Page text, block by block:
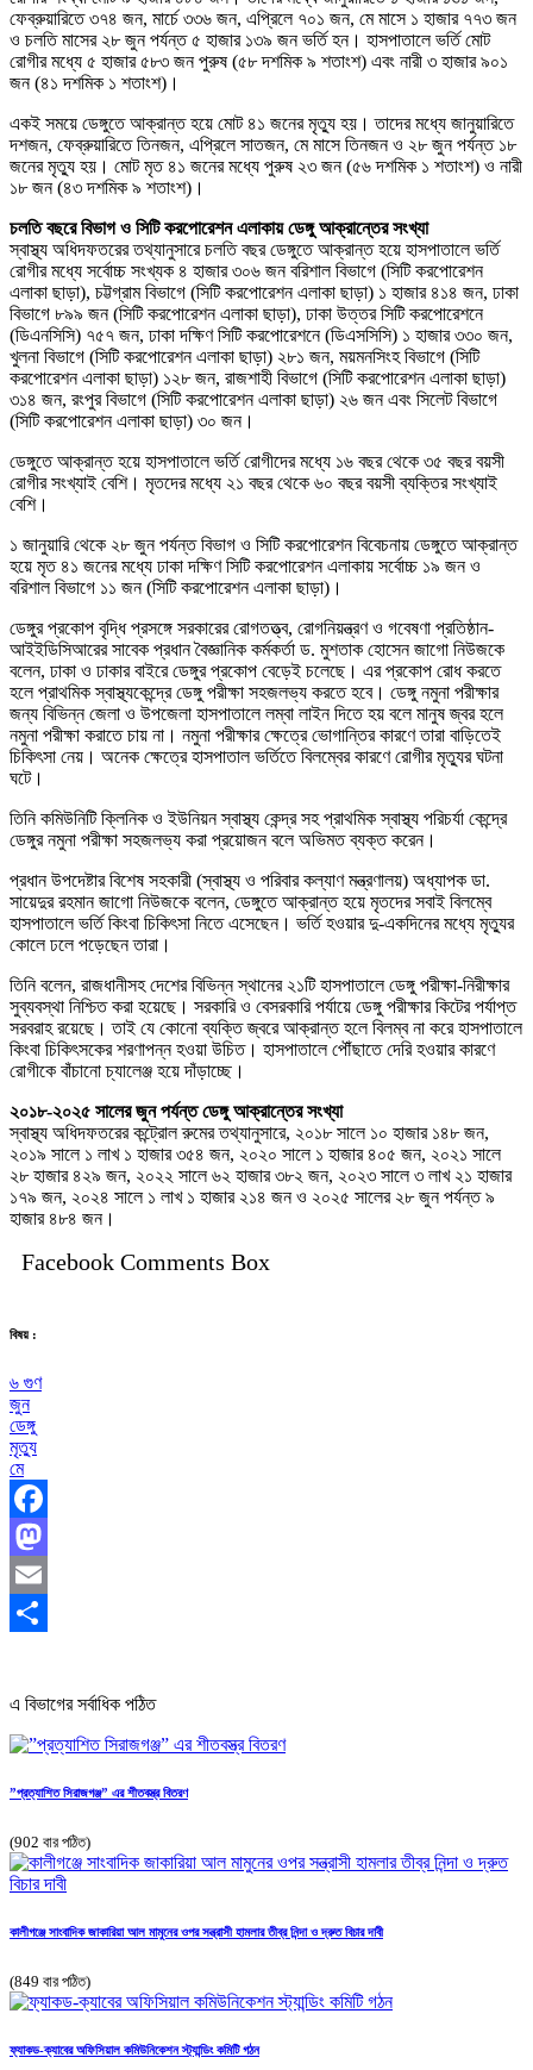
ফেব্রুয়ারিতে ৩৭৪ জন, মার্চে ৩৩৬ জন, এপ্রিলে ৭০১ জন, মে মাসে ১ হাজার ৭৭৩ জন
ও চলতি মাসের ২৮ জুন পর্যন্ত ৫ হাজার ১৩৯ জন ভর্তি হন। হাসপাতালে ভর্তি মোট
রোগীর মধ্যে ৫ হাজার ৫৮৩ জন পুরুষ (৫৮ দশমিক ৯ শতাংশ) এবং নারী ৩ হাজার ৯০১
জন (৪১ দশমিক ১ শতাংশ)।
একই সময়ে ডেঙ্গুতে আক্রান্ত হয়ে মোট ৪১ জনের মৃত্যু হয়। তাদের মধ্যে জানুয়ারিতে
দশজন, ফেব্রুয়ারিতে তিনজন, এপ্রিলে সাতজন, মে মাসে তিনজন ও ২৮ জুন পর্যন্ত ১৮
জনের মৃত্যু হয়। মোট মৃত ৪১ জনের মধ্যে পুরুষ ২৩ জন (৫৬ দশমিক ১ শতাংশ) ও নারী
১৮ জন (৪৩ দশমিক ৯ শতাংশ)।
চলতি বছরে বিভাগ ও সিটি করপোরেশন এলাকায় ডেঙ্গু আক্রান্তের সংখ্যা
স্বাস্থ্য অধিদফতরের তথ্যানুসারে চলতি বছর ডেঙ্গুতে আক্রান্ত হয়ে হাসপাতালে ভর্তি
রোগীর মধ্যে সর্বোচ্চ সংখ্যক ৪ হাজার ৩০৬ জন বরিশাল বিভাগে (সিটি করপোরেশন
এলাকা ছাড়া), চট্টগ্রাম বিভাগে (সিটি করপোরেশন এলাকা ছাড়া) ১ হাজার ৪১৪ জন, ঢাকা
বিভাগে ৮৯৯ জন (সিটি করপোরেশন এলাকা ছাড়া), ঢাকা উত্তর সিটি করপোরেশনে
(ডিএনসিসি) ৭৫৭ জন, ঢাকা দক্ষিণ সিটি করপোরেশনে (ডিএসসিসি) ১ হাজার ৩৩০ জন,
খুলনা বিভাগে (সিটি করপোরেশন এলাকা ছাড়া) ২৮১ জন, ময়মনসিংহ বিভাগে (সিটি
করপোরেশন এলাকা ছাড়া) ১২৮ জন, রাজশাহী বিভাগে (সিটি করপোরেশন এলাকা ছাড়া)
৩১৪ জন, রংপুর বিভাগে (সিটি করপোরেশন এলাকা ছাড়া) ২৬ জন এবং সিলেট বিভাগে
(সিটি করপোরেশন এলাকা ছাড়া) ৩০ জন।
ডেঙ্গুতে আক্রান্ত হয়ে হাসপাতালে ভর্তি রোগীদের মধ্যে ১৬ বছর থেকে ৩৫ বছর বয়সী
রোগীর সংখ্যাই বেশি। মৃতদের মধ্যে ২১ বছর থেকে ৬০ বছর বয়সী ব্যক্তির সংখ্যাই
বেশি।
১ জানুয়ারি থেকে ২৮ জুন পর্যন্ত বিভাগ ও সিটি করপোরেশন বিবেচনায় ডেঙ্গুতে আক্রান্ত
হয়ে মৃত ৪১ জনের মধ্যে ঢাকা দক্ষিণ সিটি করপোরেশন এলাকায় সর্বোচ্চ ১৯ জন ও
বরিশাল বিভাগে ১১ জন (সিটি করপোরেশন এলাকা ছাড়া)।
ডেঙ্গুর প্রকোপ বৃদ্ধি প্রসঙ্গে সরকারের রোগতত্ত্ব, রোগনিয়ন্ত্রণ ও গবেষণা প্রতিষ্ঠান-
আইইডিসিআরের সাবেক প্রধান বৈজ্ঞানিক কর্মকর্তা ড. মুশতাক হোসেন জাগো নিউজকে
বলেন, ঢাকা ও ঢাকার বাইরে ডেঙ্গুর প্রকোপ বেড়েই চলেছে। এর প্রকোপ রোধ করতে
হলে প্রাথমিক স্বাস্থ্যকেন্দ্রে ডেঙ্গু পরীক্ষা সহজলভ্য করতে হবে। ডেঙ্গু নমুনা পরীক্ষার
জন্য বিভিন্ন জেলা ও উপজেলা হাসপাতালে লম্বা লাইন দিতে হয় বলে মানুষ জ্বর হলে
নমুনা পরীক্ষা করাতে চায় না। নমুনা পরীক্ষার ক্ষেত্রে ভোগান্তির কারণে তারা বাড়িতেই
চিকিৎসা নেয়। অনেক ক্ষেত্রে হাসপাতাল ভর্তিতে বিলম্বের কারণে রোগীর মৃত্যুর ঘটনা
ঘটে।
তিনি কমিউনিটি ক্লিনিক ও ইউনিয়ন স্বাস্থ্য কেন্দ্র সহ প্রাথমিক স্বাস্থ্য পরিচর্যা কেন্দ্রে
ডেঙ্গুর নমুনা পরীক্ষা সহজলভ্য করা প্রয়োজন বলে অভিমত ব্যক্ত করেন।
প্রধান উপদেষ্টার বিশেষ সহকারী (স্বাস্থ্য ও পরিবার কল্যাণ মন্ত্রণালয়) অধ্যাপক ডা.
সায়েদুর রহমান জাগো নিউজকে বলেন, ডেঙ্গুতে আক্রান্ত হয়ে মৃতদের সবাই বিলম্বে
হাসপাতালে ভর্তি কিংবা চিকিৎসা নিতে এসেছেন। ভর্তি হওয়ার দু-একদিনের মধ্যে মৃত্যুর
কোলে ঢলে পড়েছেন তারা।
তিনি বলেন, রাজধানীসহ দেশের বিভিন্ন স্থানের ২১টি হাসপাতালে ডেঙ্গু পরীক্ষা-নিরীক্ষার
সুব্যবস্থা নিশ্চিত করা হয়েছে। সরকারি ও বেসরকারি পর্যায়ে ডেঙ্গু পরীক্ষার কিটের পর্যাপ্ত
সরবরাহ রয়েছে। তাই যে কোনো ব্যক্তি জ্বরে আক্রান্ত হলে বিলম্ব না করে হাসপাতালে
কিংবা চিকিৎসকের শরণাপন্ন হওয়া উচিত। হাসপাতালে পৌঁছাতে দেরি হওয়ার কারণে
রোগীকে বাঁচানো চ্যালেঞ্জ হয়ে দাঁড়াচ্ছে।
২০১৮-২০২৫ সালের জুন পর্যন্ত ডেঙ্গু আক্রান্তের সংখ্যা
স্বাস্থ্য অধিদফতরের কন্ট্রোল রুমের তথ্যানুসারে, ২০১৮ সালে ১০ হাজার ১৪৮ জন,
২০১৯ সালে ১ লাখ ১ হাজার ৩৫৪ জন, ২০২০ সালে ১ হাজার ৪০৫ জন, ২০২১ সালে
২৮ হাজার ৪২৯ জন, ২০২২ সালে ৬২ হাজার ৩৮২ জন, ২০২৩ সালে ৩ লাখ ২১ হাজার
১৭৯ জন, ২০২৪ সালে ১ লাখ ১ হাজার ২১৪ জন ও ২০২৫ সালের ২৮ জুন পর্যন্ত ৯
হাজার ৪৮৪ জন।
Facebook Comments Box
বিষয় :
৬ গুণ
জুন
ডেঙ্গু
মৃত্যু
মে
Facebook
Mastodon
Email
এ বিভাগের সর্বাধিক পঠিত
”প্রত্যাশিত সিরাজগঞ্জ” এর শীতবস্ত্র বিতরণ
(902 বার পঠিত)
কালীগঞ্জে সাংবাদিক জাকারিয়া আল মামুনের ওপর সন্ত্রাসী হামলার তীব্র নিন্দা ও দ্রুত বিচার দাবী
(849 বার পঠিত)
ফ্যাকড-ক্যাবের অফিসিয়াল কমিউনিকেশন স্ট্যান্ডিং কমিটি গঠন